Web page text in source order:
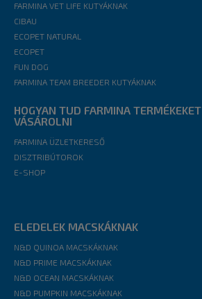
FARMINA VET LIFE KUTYÁKNAK
CIBAU
ECOPET NATURAL
ECOPET
FUN DOG
FARMINA TEAM BREEDER KUTYÁKNAK
HOGYAN TUD FARMINA TERMÉKEKET
VÁSÁROLNI
FARMINA ÜZLETKERESŐ
DISZTRIBÚTOROK
E-SHOP
ELEDELEK MACSKÁKNAK
N&D QUINOA MACSKÁKNAK
N&D PRIME MACSKÁKNAK
N&D OCEAN MACSKÁKNAK
N&D PUMPKIN MACSKÁKNAK